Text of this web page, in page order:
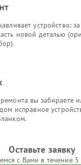
устройство:
новой деталью
вы забираете
исправное
Оставьте заявку
с Вами в течение